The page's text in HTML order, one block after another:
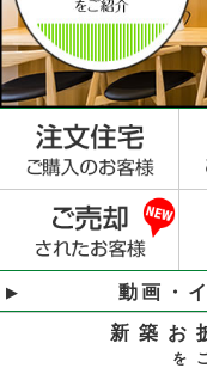
動画・
新築お
を